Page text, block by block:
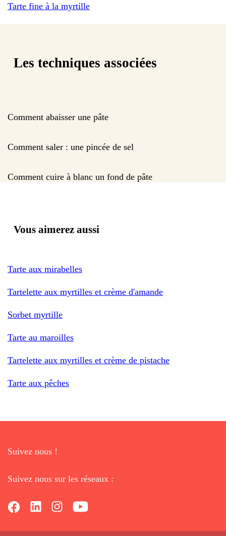
Tarte fine à la myrtille
Les techniques associées
Comment abaisser une pâte
Comment saler : une pincée de sel
Comment cuire à blanc un fond de pâte
Vous aimerez aussi
Tarte aux mirabelles
Tartelette aux myrtilles et crème d'amande
Sorbet myrtille
Tarte au maroilles
Tartelette aux myrtilles et crème de pistache
Tarte aux pêches
Suivez nous !
Suivez nous sur les réseaux :